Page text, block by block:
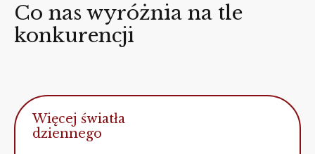
Co nas wyróżnia na tle
konkurencji
Więcej światła
dziennego